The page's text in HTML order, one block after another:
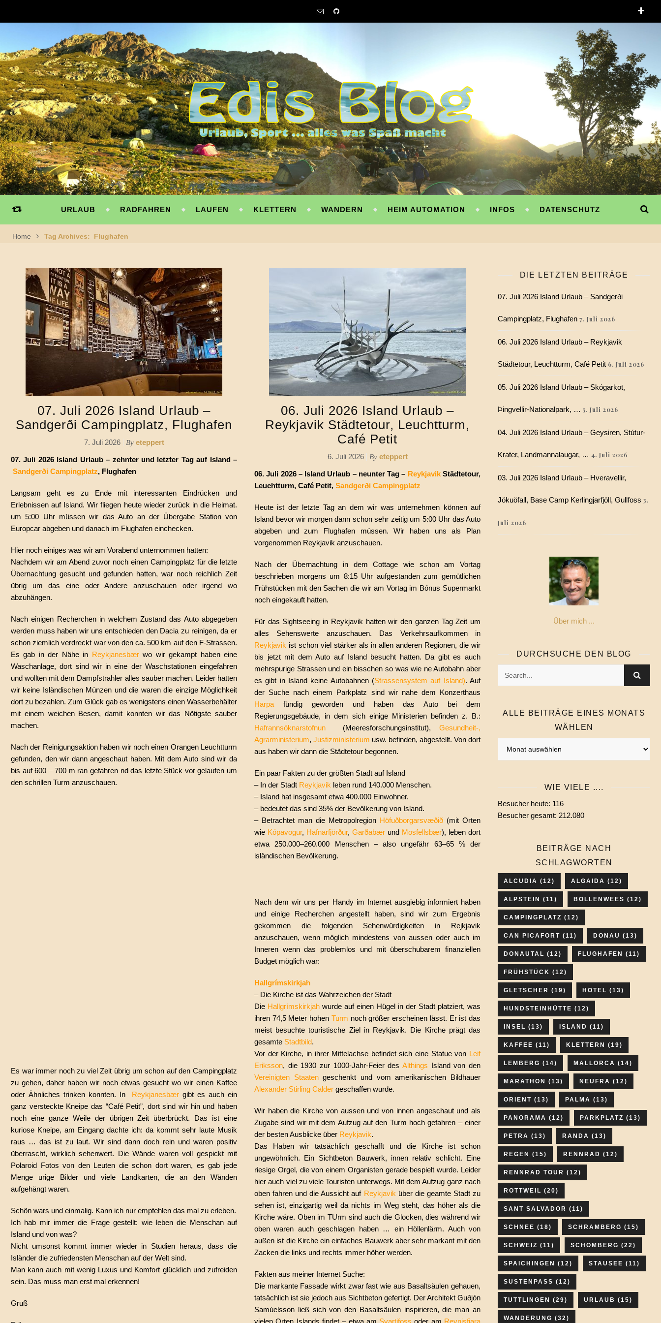
URLAUB RADFAHREN LAUFEN KLETTERN WANDERN HEIM AUTOMATION INFOS DATENSCHUTZ
Home Tag Archives: Flughafen
07. Juli 2026 Island Urlaub –
Sandgerði Campingplatz, Flughafen
7. Juli 2026 By eteppert
07. Juli 2026 Island Urlaub – zehnter und letzter Tag auf Island –
Sandgerði Campingplatz, Flughafen
Langsam geht es zu Ende mit interessanten Eindrücken und
Erlebnissen auf Island. Wir fliegen heute wieder zurück in die Heimat.
um 5:00 Uhr müssen wir das Auto an der Übergabe Station von
Europcar abgeben und danach im Flughafen einchecken.
Hier noch einiges was wir am Vorabend unternommen hatten:
Nachdem wir am Abend zuvor noch einen Campingplatz für die letzte
Übernachtung gesucht und gefunden hatten, war noch reichlich Zeit
übrig um das eine oder Andere anzuschauen oder irgend wo
abzuhängen.
Nach einigen Recherchen in welchem Zustand das Auto abgegeben
werden muss haben wir uns entschieden den Dacia zu reinigen, da er
schon ziemlich verdreckt war von den ca. 500 km auf den F-Strassen.
Es gab in der Nähe in Reykjanesbær wo wir gekampt haben eine
Waschanlage, dort sind wir in eine der Waschstationen eingefahren
und wollten mit dem Dampfstrahler alles sauber machen. Leider hatten
wir keine Isländischen Münzen und die waren die einzige Möglichkeit
dort zu bezahlen. Zum Glück gab es wenigstens einen Wasserbehälter
mit einem weichen Besen, damit konnten wir das Nötigste sauber
machen.
Nach der Reinigungsaktion haben wir noch einen Orangen Leuchtturm
gefunden, den wir dann angeschaut haben. Mit dem Auto sind wir da
bis auf 600 – 700 m ran gefahren nd das letzte Stück vor gelaufen um
den schrillen Turm anzuschauen.
Es war immer noch zu viel Zeit übrig um schon auf den Campingplatz
zu gehen, daher haben wir noch etwas gesucht wo wir einen Kaffee
oder Ähnliches trinken konnten. In Reykjanesbær gibt es auch ein
ganz versteckte Kneipe das “Café Petit”, dort sind wir hin und haben
noch eine ganze Weile der übrigen Zeit überbrückt. Das ist eine
kuriose Kneipe, am Eingang dachte ich: da kommt sehr laute Musik
raus … das ist zu laut. Wir sind dann doch rein und waren positiv
überrascht, wirklich sehenwert. Die Wände waren voll gespickt mit
Polaroid Fotos von den Leuten die schon dort waren, es gab jede
Menge urige Bilder und viele Landkarten, die an den Wänden
aufgehängt waren.
Schön wars und einmalig. Kann ich nur empfehlen das mal zu erleben.
Ich hab mir immer die Frage gestellt: wie leben die Menschan auf
Island und von was?
Nicht umsonst kommt immer wieder in Studien heraus, dass die
Isländer die zufriedensten Menschan auf der Welt sind.
Man kann auch mit wenig Luxus und Komfort glücklich und zufreiden
sein. Das muss man erst mal erkennen!
Gruß
06. Juli 2026 Island Urlaub –
Reykjavik Städtetour, Leuchtturm,
Café Petit
6. Juli 2026 By eteppert
06. Juli 2026 – Island Urlaub – neunter Tag – ReykjavikStädtetour,
Leuchtturm, Café Petit, Sandgerði Campingplatz
Heute ist der letzte Tag an dem wir was unternehmen können auf
Island bevor wir morgen dann schon sehr zeitig um 5:00 Uhr das Auto
abgeben und zum Flughafen müssen. Wir haben uns als Plan
vorgenommen Reykjavik anzuschauen.
Nach der Übernachtung in dem Cottage wie schon am Vortag
beschrieben morgens um 8:15 Uhr aufgestanden zum gemütlichen
Frühstücken mit den Sachen die wir am Vortag im Bónus Supermarkt
noch eingekauft hatten.
Für das Sightseeing in Reykjavik hatten wir den ganzen Tag Zeit um
alles Sehenswerte anzuschauen. Das Verkehrsaufkommen in
Reykjavik ist schon viel stärker als in allen anderen Regionen, die wir
bis jetzt mit dem Auto auf Island besucht hatten. Da gibt es auch
mehrspurige Strassen und ein bisschen so was wie ne Autobahn aber
es gibt in Island keine Autobahnen (Strassensystem auf Island). Auf
der Suche nach einem Parkplatz sind wir nahe dem Konzerthaus
Harpa fündig geworden und haben das Auto bei dem
Regierungsgebäude, in dem sich einige Ministerien befinden z. B.:
Hafrannsóknarstofnun
(Meeresforschungsinstitut),Gesundheit-,
Agrarministerium, Justizministerium usw. befinden, abgestellt. Von dort
aus haben wir dann die Städtetour begonnen.
Ein paar Fakten zu der größten Stadt auf Island
– In der Stadt Reykjavik leben rund 140.000 Menschen.
– Island hat insgesamt etwa 400.000 Einwohner.
– bedeutet das sind 35% der Bevölkerung von Island.
– Betrachtet man die Metropolregion Höfuðborgarsvæðið (mit Orten
wie Kópavogur, Hafnarfjörður, Garðabær und Mosfellsbær), leben dort
etwa 250.000–260.000 Menschen – also ungefähr 63–65 % der
isländischen Bevölkerung.
Nach dem wir uns per Handy im Internet ausgiebig informiert haben
und einige Recherchen angestellt haben, sind wir zum Ergebnis
gekommen die folgenden Sehenwürdigkeiten in Rejkjavik
anzuschauen, wenn möglich mindestens von aussen oder auch im
Inneren wenn das problemlos und mit überschubarem finanziellen
Budget möglich war:
Hallgrímskirkjah
– Die Kirche ist das Wahrzeichen der Stadt
Die Hallgrímskirkjah wurde auf einen Hügel in der Stadt platziert, was
ihren 74,5 Meter hohen Turm noch größer erscheinen lässt. Er ist das
meist besuchte touristische Ziel in Reykjavik. Die Kirche prägt das
gesamte Stadtbild.
Vor der Kirche, in ihrer Mittelachse befindet sich eine Statue von Leif
Eriksson, die 1930 zur 1000-Jahr-Feier des Althings Island von den
Vereinigten Staatengeschenkt und vom amerikanischen Bildhauer
Alexander Stirling Calder geschaffen wurde.
Wir haben die Kirche von aussen und von innen angeschaut und als
Zugabe sind wir mit dem Aufzug auf den Turm hoch gefahren – einer
der besten Ausblicke über Reykjavik.
Das Haben wir tatsächlich geschafft und die Kirche ist schon
ungewöhnlich. Ein Sichtbeton Bauwerk, innen relativ schlicht. Eine
riesige Orgel, die von einem Organisten gerade bespielt wurde. Leider
hier auch viel zu viele Touristen unterwegs. Mit dem Aufzug ganz nach
oben fahren und die Aussicht auf Reykjavik über die geamte Stadt zu
sehen ist, einzigartig weil da nichts im Weg steht, das höher als die
Kirche wäre. Oben im TUrm sind auch die Glocken, dies während wir
oben waren auch geschlagen haben … ein Höllenlärm. Auch von
außen ist die Kirche ein einfaches Bauwerk aber sehr markant mit den
Zacken die links und rechts immer höher werden.
Fakten aus meiner Internet Suche:
Die markante Fassade wirkt zwar fast wie aus Basaltsäulen gehauen,
tatsächlich ist sie jedoch aus Sichtbeton gefertigt. Der Architekt Guðjón
Samúelsson ließ sich von den Basaltsäulen inspirieren, die man an
vielen Orten Islands findet – etwa am Svartifoss oder am Reynisfjara
DIE LETZTEN BEITRÄGE
07. Juli 2026 Island Urlaub – Sandgerði
Campingplatz, Flughafen 7. Juli 2026
06. Juli 2026 Island Urlaub – Reykjavik
Städtetour, Leuchtturm, Café Petit 6. Juli 2026
05. Juli 2026 Island Urlaub – Skógarkot,
Þingvellir-Nationalpark, … 5. Juli 2026
04. Juli 2026 Island Urlaub – Geysiren, Stútur-
Krater, Landmannalaugar, … 4. Juli 2026
03. Juli 2026 Island Urlaub – Hveravellir,
Jökuöfall, Base Camp Kerlingjarfjöll, Gullfoss 3.
Juli 2026
Über mich ...
DURCHSUCHE DEN BLOG
ALLE BEITRÄGE EINES MONATS
WÄHLEN
wählen
WIE VIELE ....
Besucher heute: 116
Besucher gesamt: 212.080
BEITRÄGE NACH
SCHLAGWORTEN
ALCUDIA (12) ALGAIDA (12)
ALPSTEIN (11) BOLLENWEES (12)
CAMPINGPLATZ (12)
CAN PICAFORT (11) DONAU (13)
DONAUTAL (12) FLUGHAFEN (11)
FRÜHSTÜCK (12)
GLETSCHER (19) HOTEL (13)
HUNDSTEINHÜTTE (12)
INSEL (13) ISLAND (11)
KAFFEE (11) KLETTERN (19)
LEMBERG (14) MALLORCA (14)
MARATHON (13) NEUFRA (12)
ORIENT (13) PALMA (13)
PANORAMA (12) PARKPLATZ (13)
PETRA (13) RANDA (13)
REGEN (15) RENNRAD (12)
RENNRAD TOUR (12)
ROTTWEIL (20)
SANT SALVADOR (11)
SCHNEE (18) SCHRAMBERG (15)
SCHWEIZ (11) SCHÖMBERG (22)
SPAICHINGEN (12) STAUSEE (11)
SUSTENPASS (12)
TUTTLINGEN (29) URLAUB (15)
WANDERUNG (32)